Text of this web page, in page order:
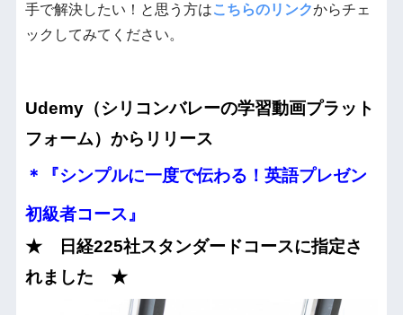
手で解決したい！と思う方はこちらのリンクからチェ
ックしてみてください。
Udemy（シリコンバレーの学習動画プラット
フォーム）からリリース
＊『シンプルに一度で伝わる！英語プレゼン
初級者コース』
★ 日経225社スタンダードコースに指定さ
れました ★